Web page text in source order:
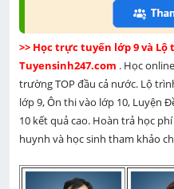
>> Học trực tuyến lớp 9 và Lộ
Tuyensinh247.com . Học
trường TOP đầu cả nước. Lộ
lớp 9, Ôn thi vào lớp 10, Luyện
10 kết quả cao. Hoàn trả học
huynh và học sinh tham khảo